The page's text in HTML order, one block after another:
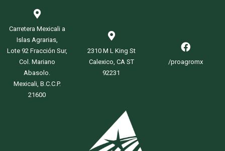
Carretera Mexicali a
Islas Agrarias,
Lote 92 Fracción Sur,
Col. Mariano
Abasolo.
Mexicali, B.C.C.P.
21600
2310 M L King St
Calexico, CA ST
92231
/proagromx